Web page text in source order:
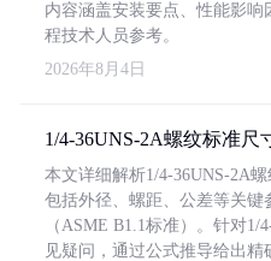
内容涵盖安装要点、性能影
程技术人员参考。
2026年8月4日
1/4-36UNS-2A螺纹标准尺
本文详细解析1/4-36UNS-2A
包括外径、螺距、公差等关
（ASME B1.1标准）。针对1/
见疑问，通过公式推导给出